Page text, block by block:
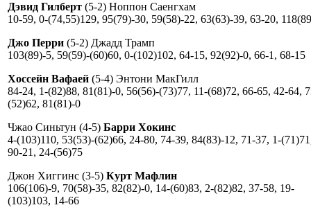
Дэвид Гилберт (5-2) Ноппон Саенгхам
10-59, 0-(74,55)129, 95(79)-30, 59(58)-22, 63(63)-39, 63-20,
Джо Перри (5-2) Джадд Трамп
103(89)-5, 59(59)-(60)60, 0-(102)102, 64-15, 92(92)-0, 66-1, 68-15
Хоссейн Вафаей (5-4) Энтони МакГилл
84-24, 1-(82)88, 81(81)-0, 56(56)-(73)77, 11-(68)72, 66-65, 42-64,
(52)62, 81(81)-0
Чжао Синьтун (4-5) Барри Хокинс
4-(103)110, 53(53)-(62)66, 24-80, 74-39, 84(83)-12, 71-37, 1-
90-21, 24-(56)75
Джон Хиггинс (3-5) Курт Мафлин
106(106)-9, 70(58)-35, 82(82)-0, 14-(60)83, 2-(82)82, 37-58, 19-
(103)103, 14-66